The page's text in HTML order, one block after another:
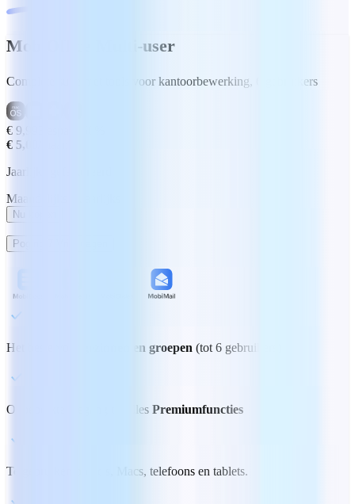
MobiOffice Multi-user
Complete suite met tools voor kantoorbewerking, 6 gebruikers
€ 9,99
€ 5,00
Jaarlijks gefactureerd
Maandelijks
Nu kopen
Poging 7 Vrije dagen
Het beste voor gezinnen en groepen (tot 6 gebruikers)
Onbeperkte toegang tot alles Premiumfuncties
Te gebruiken op pc's, Macs, telefoons en tablets.